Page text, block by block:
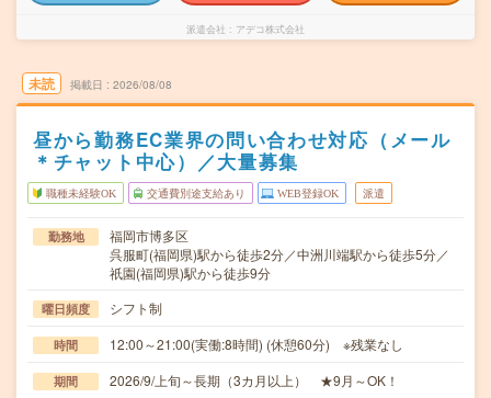
派遣会社 アデコ株式会社
未読 掲載日 2026/08/08
昼から勤務EC業界の問い合わせ対応（メール
＊チャット中心）／大量募集
職種未経験OK 交通費別途支給あり WEB登録OK 派遣
勤務地
福岡市博多区
呉服町(福岡県)駅から徒歩2分／中洲川端駅から徒歩5分／
祇園(福岡県)駅から徒歩9分
曜日頻度 シフト制
時間 12:00～21:00(実働:8時間) (休憩60分) ※残業なし
期間 2026/9/上旬～長期（3カ月以上） ★9月～OK！